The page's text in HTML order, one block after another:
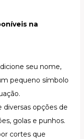
na
seu nome,
pequeno símbolo
diversas opções de
golas e punhos.
cortes que